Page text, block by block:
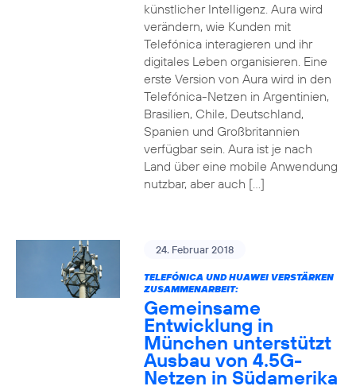
künstlicher Intelligenz. Aura wird
verändern, wie Kunden mit
Telefónica interagieren und ihr
digitales Leben organisieren. Eine
erste Version von Aura wird in den
Telefónica-Netzen in Argentinien,
Brasilien, Chile, Deutschland,
Spanien und Großbritannien
verfügbar sein. Aura ist je nach
Land über eine mobile Anwendung
nutzbar, aber auch […]
24. Februar 2018
TELEFÓNICA UND HUAWEI VERSTÄRKEN
ZUSAMMENARBEIT:
Gemeinsame
Entwicklung in
München unterstützt
Ausbau von 4.5G-
Netzen in Südamerika